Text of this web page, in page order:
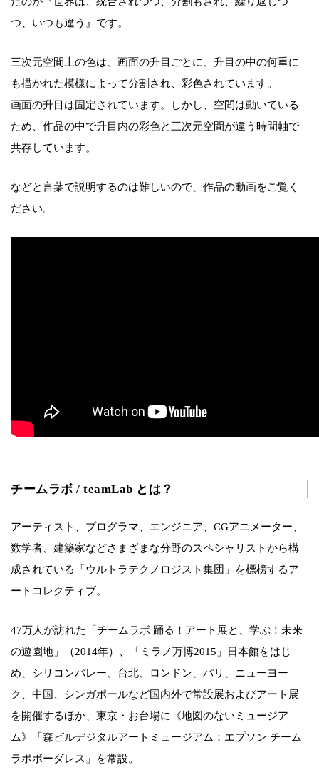
つ、いつも違う』です。
三次元空間上の色は、画面の升目ごとに、升目の中の何重に
も描かれた模様によって分割され、彩色されています。
画面の升目は固定されています。しかし、空間は動いている
ため、作品の中で升目内の彩色と三次元空間が違う時間軸で
共存しています。
などと言葉で説明するのは難しいので、作品の動画をご覧く
ださい。
チームラボ / teamLab とは？
アーティスト、プログラマ、エンジニア、CGアニメーター、
数学者、建築家などさまざまな分野のスペシャリストから構
成されている「ウルトラテクノロジスト集団」を標榜するア
ートコレクティブ。
47万人が訪れた「チームラボ 踊る！アート展と、学ぶ！未来
の遊園地」（2014年）、「ミラノ万博2015」日本館をはじ
め、シリコンバレー、台北、ロンドン、パリ、ニューヨー
ク、中国、シンガポールなど国内外で常設展およびアート展
を開催するほか、東京・お台場に《地図のないミュージア
ム》「森ビルデジタルアートミュージアム：エプソン チーム
ラボボーダレス」を常設。